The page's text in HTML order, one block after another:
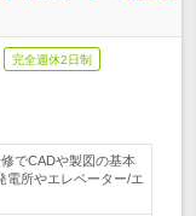
完全週休2日制
でCADや製図の基本
所やエレベーター/エ